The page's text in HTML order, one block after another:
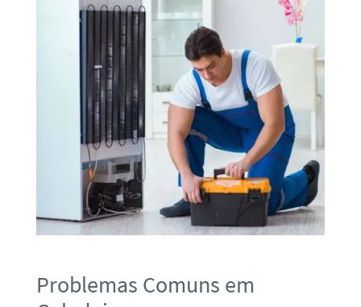
Problemas Comuns em